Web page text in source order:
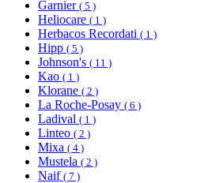
Garnier ( 5 )
Heliocare ( 1 )
Herbacos Recordati ( 1 )
Hipp ( 5 )
Johnson's ( 11 )
Kao ( 1 )
Klorane ( 2 )
La Roche-Posay ( 6 )
Ladival ( 1 )
Linteo ( 2 )
Mixa ( 4 )
Mustela ( 2 )
Naif ( 7 )